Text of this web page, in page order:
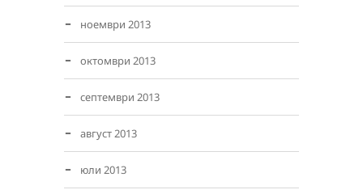
ноември 2013
октомври 2013
септември 2013
август 2013
юли 2013